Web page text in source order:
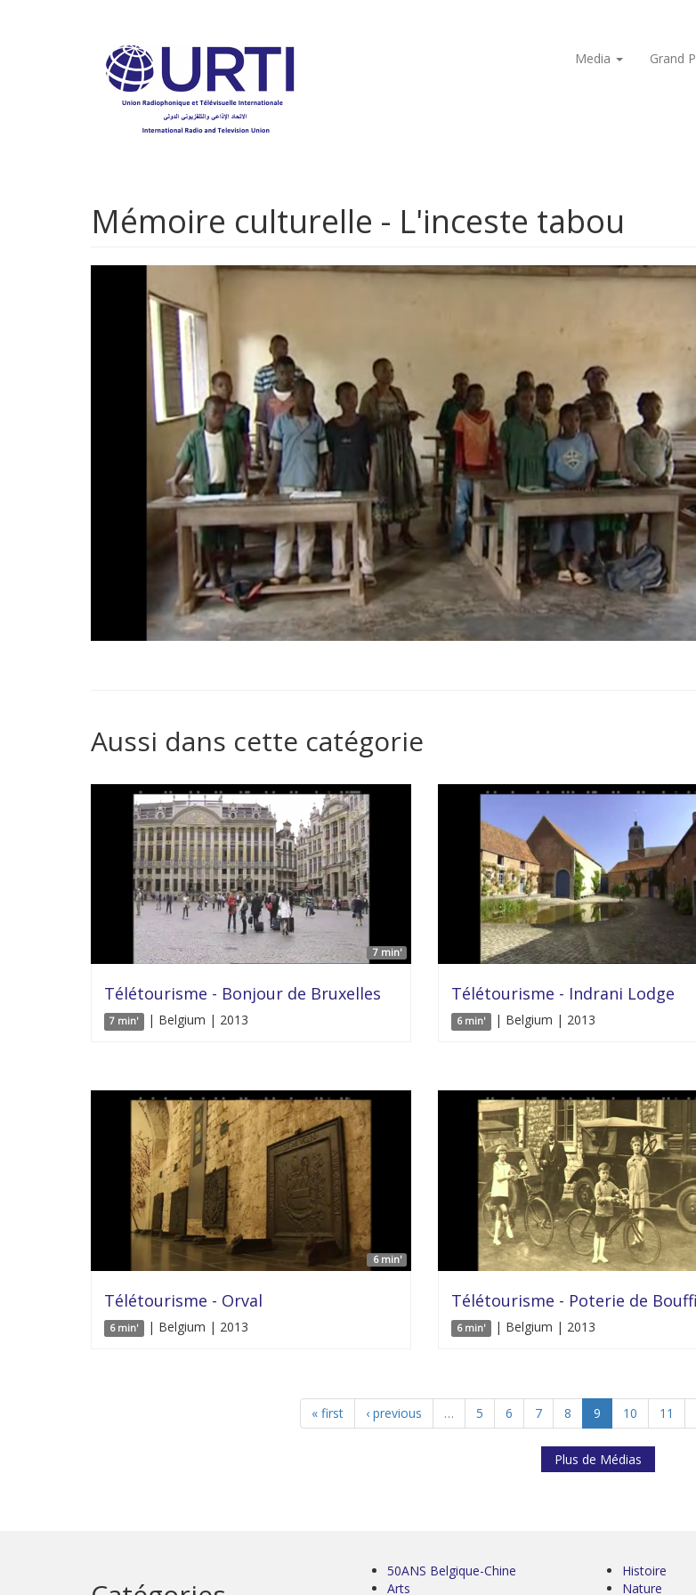
Media
Grand
Mémoire culturelle - L'inceste tabou
Aussi dans cette catégorie
7 min'
Télétourisme - Bonjour de Bruxelles
7 min' | Belgium | 2013
Télétourisme - Indrani Lodge
6 min' | Belgium | 2013
6 min'
Télétourisme - Orval
6 min' | Belgium | 2013
Télétourisme - Poterie de
6 min' | Belgium | 2013
« first ‹ previous … 5 6 7 8 9 10 11
Plus de Médias
50ANS Belgique-Chine
Arts
Histoire
Nature